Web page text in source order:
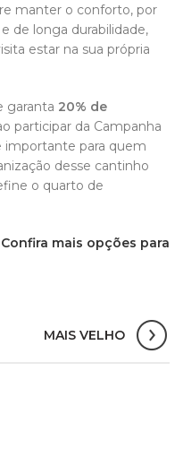
manter o conforto, por
de longa durabilidade,
estar na sua própria
garanta 20% de
participar da Campanha
importante para quem
desse cantinho
o quarto de
Confira mais opções para
MAIS VELHO